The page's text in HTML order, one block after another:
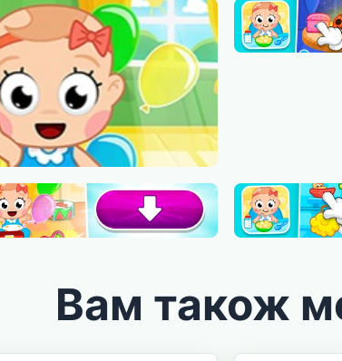
Вам також